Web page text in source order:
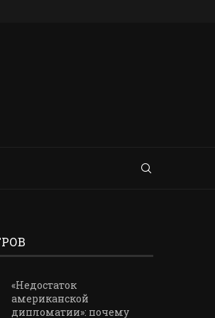
«Недостаток
американской
дипломатии»: почему